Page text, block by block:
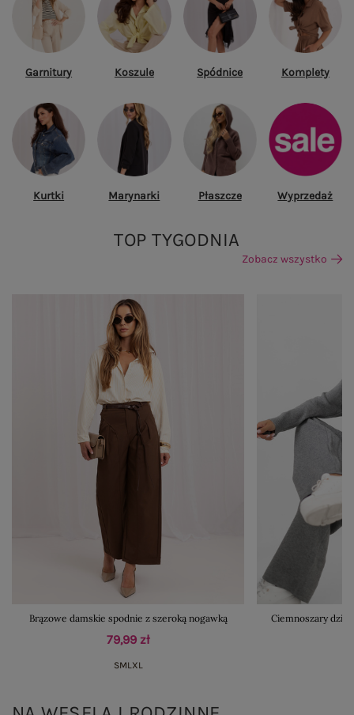
Garnitury Koszule Spódnice Komplety
Kurtki Marynarki Płaszcze Wyprzedaż
TOP TYGODNIA
Zobacz wszystko
Brązowe damskie spodnie z szeroką nogawką
79,99 zł
SMLXL
Ciemnoszary